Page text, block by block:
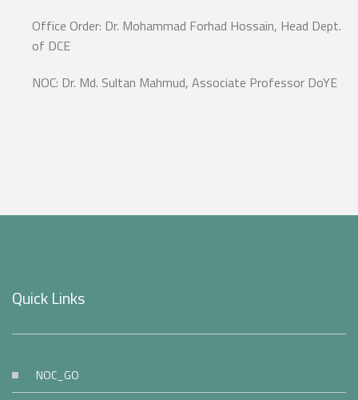
Office Order: Dr. Mohammad Forhad Hossain, Head Dept.
of DCE
NOC: Dr. Md. Sultan Mahmud, Associate Professor DoYE
Quick Links
NOC_GO